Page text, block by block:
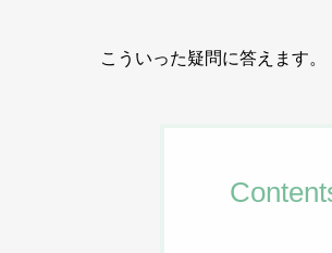
こういった疑問に答えます。